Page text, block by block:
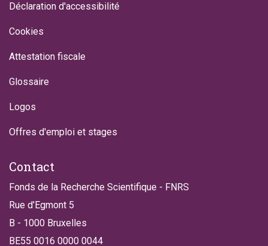
Déclaration d'accessibilité
Cookies
Attestation fiscale
Glossaire
Logos
Offres d'emploi et stages
Contact
Fonds de la Recherche Scientifique - FNRS
Rue d’Egmont 5
B - 1000 Bruxelles
BE55 0016 0000 0044